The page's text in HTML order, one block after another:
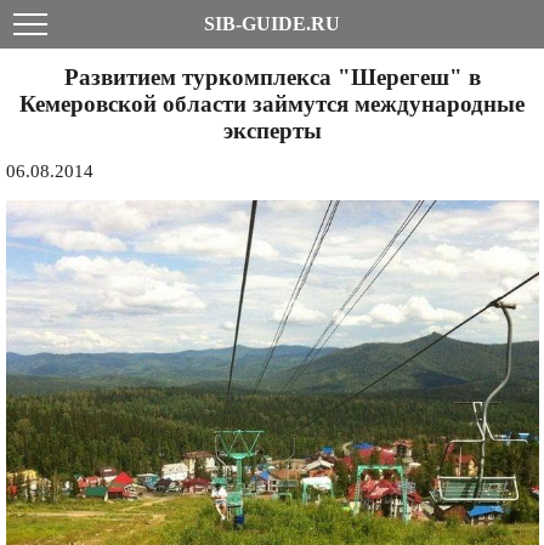
SIB-GUIDE.RU
Развитием туркомплекса "Шерегеш" в
Кемеровской области займутся международные
эксперты
06.08.2014